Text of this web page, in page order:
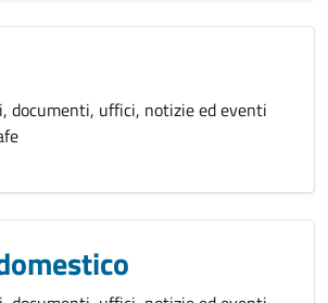
documenti, uffici, notizie ed eventi